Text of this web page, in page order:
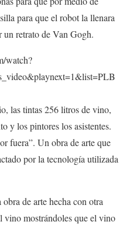
para que el robot la llenara
retrato de Van Gogh.
watch?
las tintas 256 litros de vino,
y los pintores los asistentes.
fuera”. Un obra de arte que
por la tecnología utilizada
de arte hecha con otra
vino mostrándoles que el vino